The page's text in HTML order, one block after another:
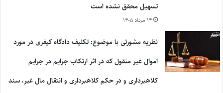
تسهیل محقق نشده است
۱۴ مرداد ۱۴۰۵
نظریه مشورتی با موضوع: تکلیف دادگاه کیفری در مورد
اموال غیر منقول که در اثر ارتکاب جرایم در جرایم
کلاهبرداری و در حکم کلاهبرداری و انتقال مال غیر، سند